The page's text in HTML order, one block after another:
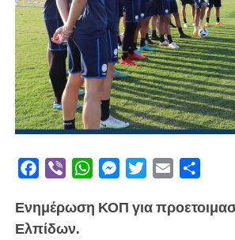
Facebook
Viber WhatsAppMessengerTwitterEmail
Ενημέρωση ΚΟΠ για
Ελπίδων.